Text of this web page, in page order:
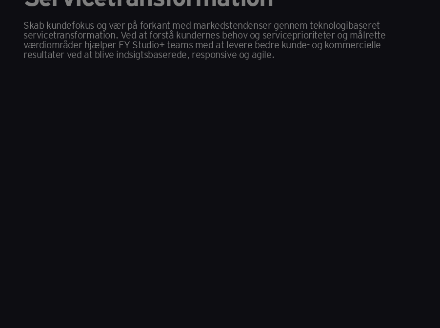
Skab kundefokus og vær på forkant med markedstendenser gennem teknologibaseret
servicetransformation. Ved at forstå kundernes behov og serviceprioriteter og målrette
værdiområder hjælper EY Studio+ teams med at levere bedre kunde- og kommercielle
resultater ved at blive indsigtsbaserede, responsive og agile.